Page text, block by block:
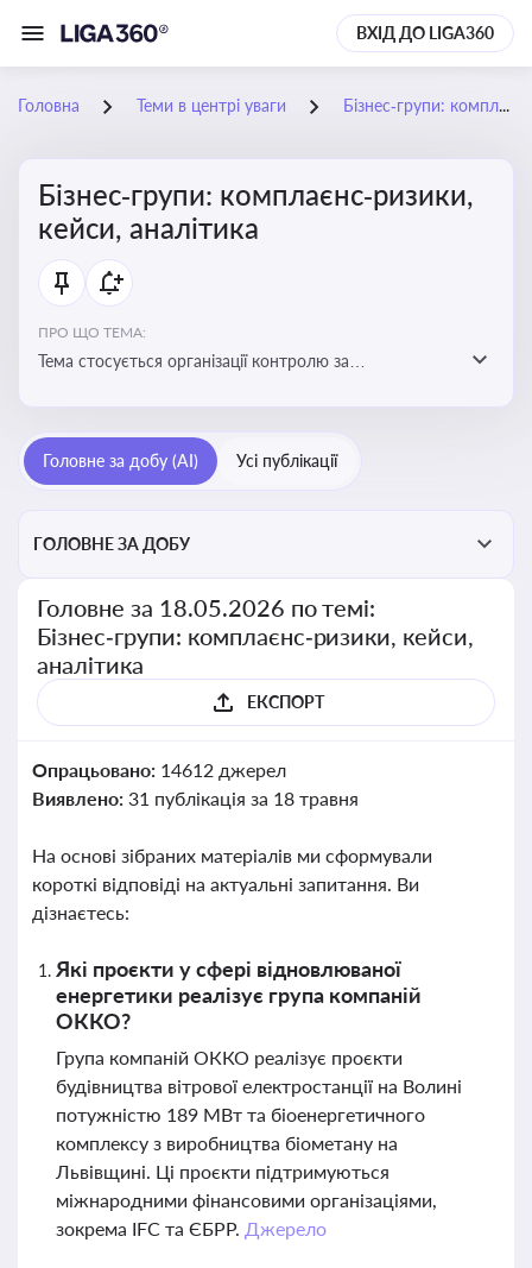
ВХІД ДО LIGA360
Головна Теми в центрі уваги Бізнес‑групи: комплаєнс‑ризики, кейси, аналітика
Бізнес‑групи: комплаєнс‑ризики,
кейси, аналітика
ПРО ЩО ТЕМА:
Тема стосується організації контролю за
Головне за добу (AI) Усі публікації
ГОЛОВНЕ ЗА ДОБУ
Головне за 18.05.2026 по темі:
Бізнес‑групи: комплаєнс‑ризики, кейси,
аналітика
ЕКСПОРТ
Опрацьовано: 14612 джерел
Виявлено: 31 публікація за 18 травня
На основі зібраних матеріалів ми сформували
короткі відповіді на актуальні запитання. Ви
дізнаєтесь:
Які проєкти у сфері відновлюваної
енергетики реалізує група компаній
ОККО?
Група компаній ОККО реалізує проєкти
будівництва вітрової електростанції на Волині
потужністю 189 МВт та біоенергетичного
комплексу з виробництва біометану на
Львівщині. Ці проєкти підтримуються
міжнародними фінансовими організаціями,
зокрема IFC та ЄБРР. Джерело